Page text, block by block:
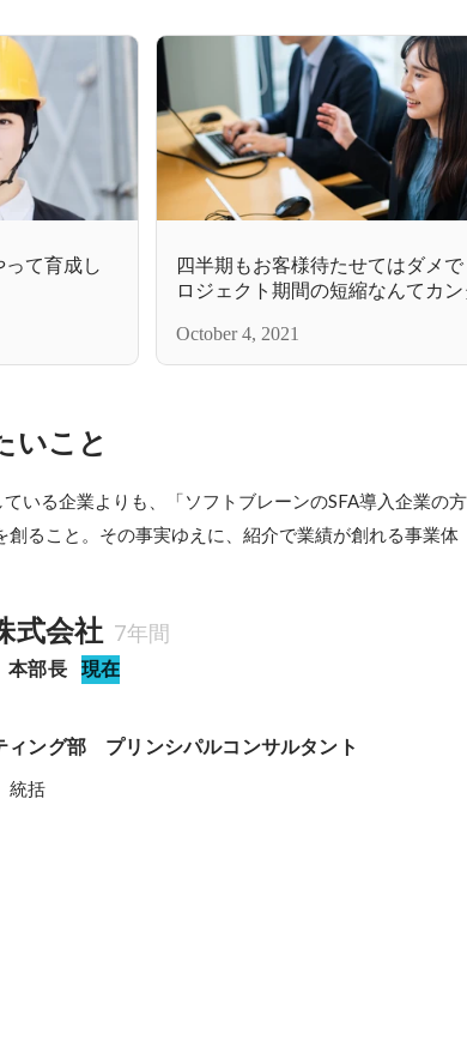
て育成し
四半期もお客様待たせてはダメ
ロジェクト期間の短縮なんてカ
October 4, 2021
いこと
いる企業よりも、「ソフトブレーンのSFA導入企業の
創ること。その事実ゆえに、紹介で業績が創れる事業体
式会社 7年間
本部長 現在
ング部　プリンシパルコンサルタント
統括